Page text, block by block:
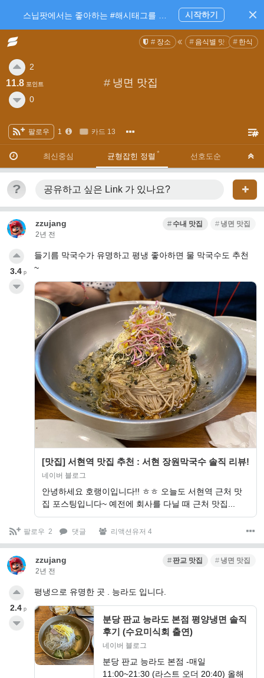
장소 음식별 맛집 한식
# 냉면 맛집
2
11.8 포인트
0
팔로우 1 카드 13
최신중심 균형잡힌 정렬 선호도순
? 공유하고 싶은 Link 가 있나요?
zzujang
2년 전
수내 맛집 냉면 맛집
들기름 막국수가 유명하고 평냉 좋아하면 물 막국수도 추천
~
[맛집] 서현역 맛집 추천 : 서현 장원막국수 솔직 리뷰!
네이버 블로그
안녕하세요 호랭이입니다!! ㅎㅎ 오늘도 서현역 근처 맛
집 포스팅입니다~ 예전에 회사를 다닐 때 근처 맛집...
3.4 p
팔로우 2 댓글 리액션유저 4
zzujang
2년 전
판교 맛집 냉면 맛집
평냉으로 유명한 곳 . 능라도 입니다.
분당 판교 능라도 본점 평양냉면 솔직
후기 (수요미식회 출연)
네이버 블로그
분당 판교 능라도 본점 -매일
11:00~21:30 (라스트 오더 20:40) 올해
2.4 p
스닙팟에서는 좋아하는 #해시태그를 팔로우 하고 내가 관심있는 주제만 모아볼 수 있어요. 시작하기